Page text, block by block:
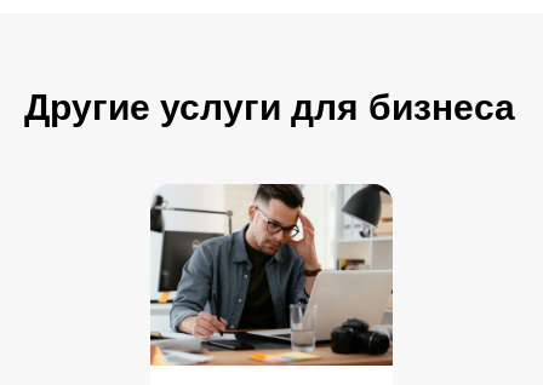
Другие услуги для бизнеса